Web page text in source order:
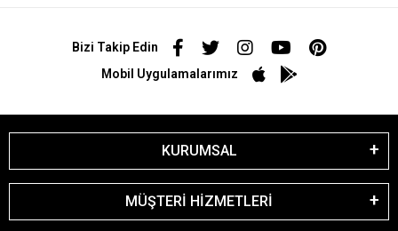
Bizi Takip Edin
Mobil Uygulamalarımız
KURUMSAL
MÜŞTERİ HİZMETLERİ